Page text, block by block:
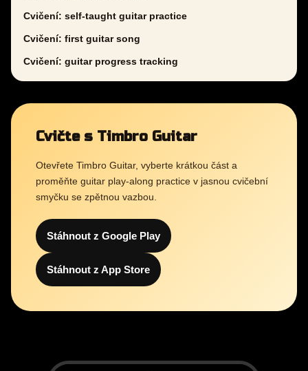
Cvičení: self-taught guitar practice
Cvičení: first guitar song
Cvičení: guitar progress tracking
Cvičte s Timbro Guitar
Otevřete Timbro Guitar, vyberte krátkou část a
proměňte guitar play-along practice v jasnou cvičební
smyčku se zpětnou vazbou.
Stáhnout z Google Play
Stáhnout z App Store